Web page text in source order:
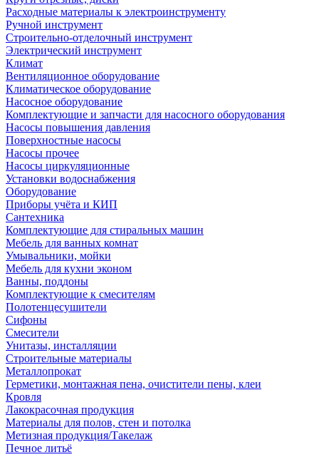
Расходные материалы к электроинструменту
Ручной инструмент
Строительно-отделочный инструмент
Электрический инструмент
Климат
Вентиляционное оборудование
Климатическое оборудование
Насосное оборудование
Комплектующие и запчасти для насосного оборудования
Насосы повышения давления
Поверхностные насосы
Насосы прочее
Насосы циркуляционные
Установки водоснабжения
Оборудование
Приборы учёта и КИП
Сантехника
Комплектующие для стиральных машин
Мебель для ванных комнат
Умывальники, мойки
Мебель для кухни эконом
Ванны, поддоны
Комплектующие к смесителям
Полотенцесушители
Сифоны
Смесители
Унитазы, инсталляции
Строительные материалы
Металлопрокат
Герметики, монтажная пена, очистители пены, клеи
Кровля
Лакокрасочная продукция
Материалы для полов, стен и потолка
Метизная продукция/Такелаж
Печное литьё